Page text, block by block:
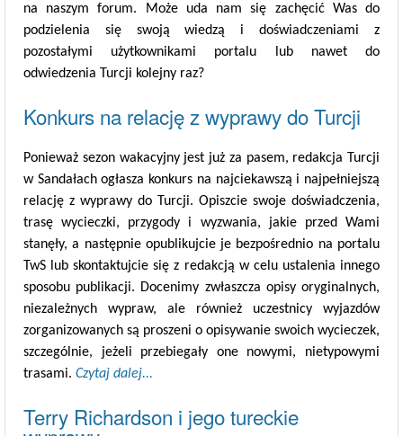
na naszym forum. Może uda nam się zachęcić Was do
podzielenia się swoją wiedzą i doświadczeniami z
pozostałymi użytkownikami portalu lub nawet do
odwiedzenia Turcji kolejny raz?
Konkurs na relację z wyprawy do Turcji
Ponieważ sezon wakacyjny jest już za pasem, redakcja Turcji
w Sandałach ogłasza konkurs na najciekawszą i najpełniejszą
relację z wyprawy do Turcji. Opiszcie swoje doświadczenia,
trasę wycieczki, przygody i wyzwania, jakie przed Wami
stanęły, a następnie opublikujcie je bezpośrednio na portalu
TwS lub skontaktujcie się z redakcją w celu ustalenia innego
sposobu publikacji. Docenimy zwłaszcza opisy oryginalnych,
niezależnych wypraw, ale również uczestnicy wyjazdów
zorganizowanych są proszeni o opisywanie swoich wycieczek,
szczególnie, jeżeli przebiegały one nowymi, nietypowymi
trasami. Czytaj dalej...
Terry Richardson i jego tureckie